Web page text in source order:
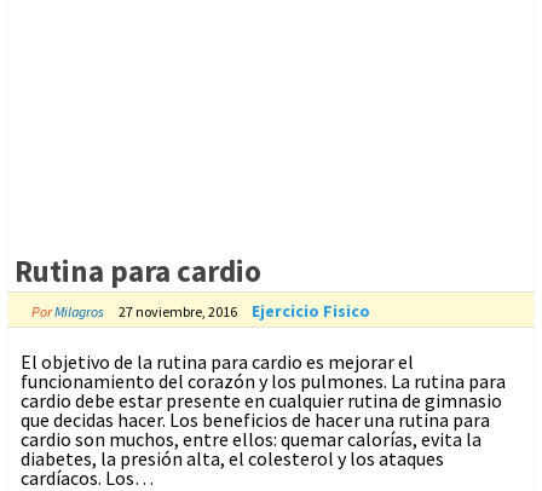
Rutina para cardio
PorMilagros 27 noviembre, 2016 Ejercicio Fisico
El objetivo de la rutina para cardio es mejorar el
funcionamiento del corazón y los pulmones. La rutina para
cardio debe estar presente en cualquier rutina de gimnasio
que decidas hacer. Los beneficios de hacer una rutina para
cardio son muchos, entre ellos: quemar calorías, evita la
diabetes, la presión alta, el colesterol y los ataques
cardíacos. Los…